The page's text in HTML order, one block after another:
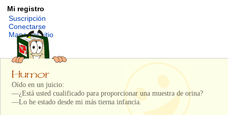
Mi registro
Suscripción
Conectarse
Mapa del sitio
Oído en un juicio:
—¿Está usted cualificado para proporcionar una muestra de orina?
—Lo he estado desde mi más tierna infancia.